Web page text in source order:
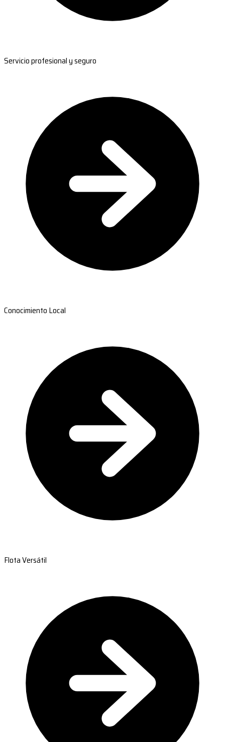
Servicio profesional y seguro
Conocimiento Local
Flota Versátil